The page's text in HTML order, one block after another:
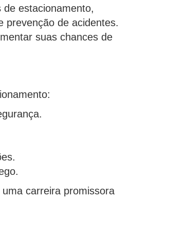
estacionamento,
prevenção de acidentes.
suas chances de
carreira promissora